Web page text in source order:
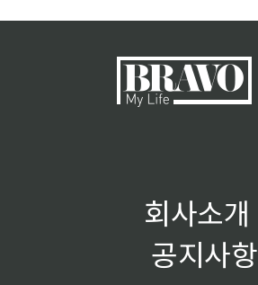
회사소개
공지사항